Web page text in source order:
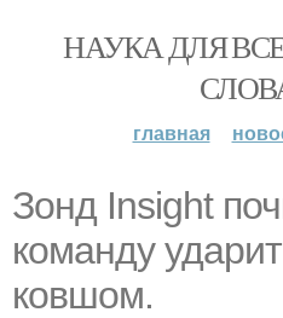
НАУКА ДЛЯ
главная
Зонд Insight
команду
ковшом.